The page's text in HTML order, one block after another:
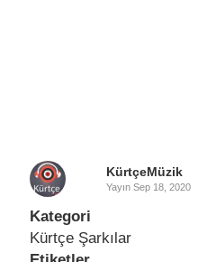
KürtçeMüzik
Yayın Sep 18, 2020
Kategori
Kürtçe Şarkılar